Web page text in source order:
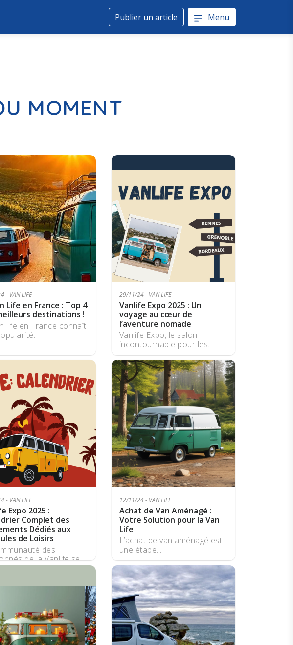
Publier un article Menu
MOMENT
- VAN LIFE
Life en France : Top 4
destinations !
life en France connaît
29/11/24 - VAN LIFE
Vanlife Expo 2025 : Un
voyage au cœur de
l’aventure nomade
Vanlife Expo, le salon
incontournable pour les...
- VAN LIFE
Expo 2025 :
Complet des
Dédiés aux
de Loisirs
des
de la Vanlife se...
12/11/24 - VAN LIFE
Achat de Van Aménagé :
Votre Solution pour la Van
Life
L’achat de van aménagé est
une étape...